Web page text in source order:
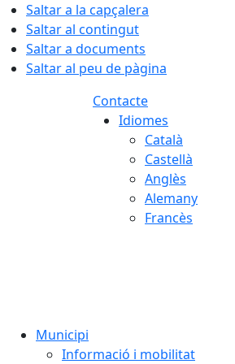
Saltar a la capçalera
Saltar al contingut
Saltar a documents
Saltar al peu de pàgina
Contacte
Idiomes
Català
Castellà
Anglès
Alemany
Francès
Municipi
Informació i mobilitat